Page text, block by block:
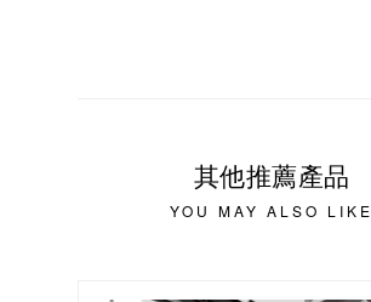
其他推薦產品
YOU MAY ALSO LIKE